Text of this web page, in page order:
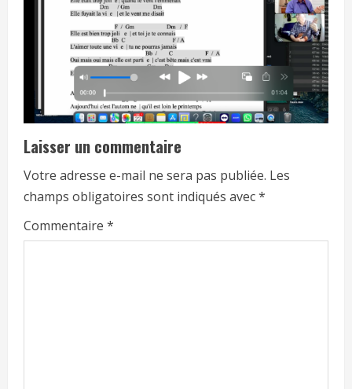
Laisser un commentaire
Votre adresse e-mail ne sera pas publiée. Les
champs obligatoires sont indiqués avec*
Commentaire *